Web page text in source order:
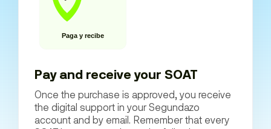
Pay and receive your SOAT
Once the purchase is approved, you receive
the digital support in your Segundazo
account and by email. Remember that every